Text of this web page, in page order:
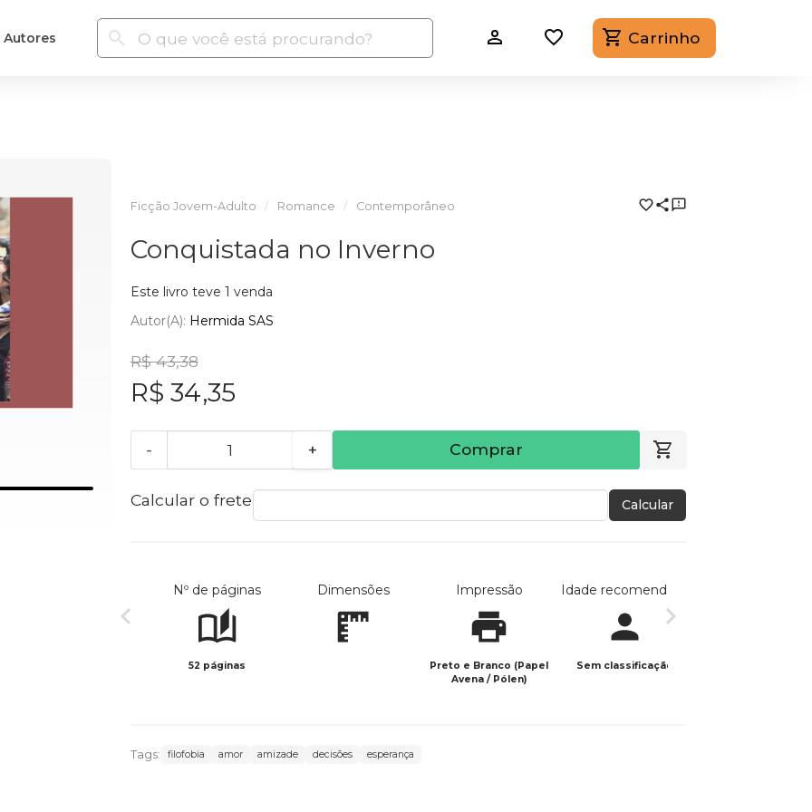
Autores Carrinho
Ficção Jovem-Adulto Romance Contemporâneo
Conquistada no Inverno
Este livro teve 1 venda
Autor(a): Hermida SAS
R$ 43,38
R$ 34,35
- + Comprar
Calcular o frete Calcular
Nº de páginas
52 páginas
Dimensões Impressão
Preto e Branco (Papel
Avena / Pólen)
Idade recomendada
Sem classificação
Tags: filofobia amor amizade decisões esperança